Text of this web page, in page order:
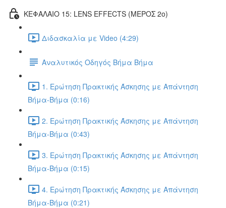
ΚΕΦΑΛΑΙΟ 15: LENS EFFECTS (ΜΕΡΟΣ 2o)
Διδασκαλία με Video (4:29)
Αναλυτικός Οδηγός Βήμα Βήμα
1. Ερώτηση Πρακτικής Άσκησης με Απάντηση
Βήμα-Βήμα (0:16)
2. Ερώτηση Πρακτικής Άσκησης με Απάντηση
Βήμα-Βήμα (0:43)
3. Ερώτηση Πρακτικής Άσκησης με Απάντηση
Βήμα-Βήμα (0:15)
4. Ερώτηση Πρακτικής Άσκησης με Απάντηση
Βήμα-Βήμα (0:21)